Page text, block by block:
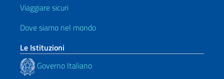
Viaggiare sicuri
Dove siamo nel mondo
Le Istituzioni
Governo Italiano